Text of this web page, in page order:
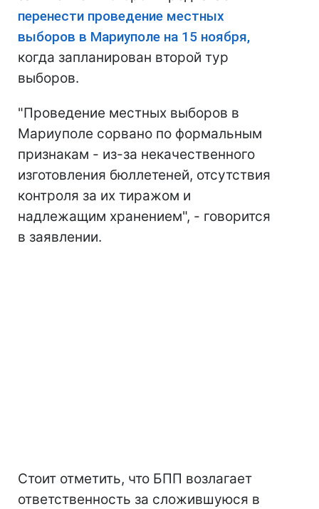
перенести проведение местных
выборов в Мариуполе на 15 ноября,
когда запланирован второй тур
выборов.
"Проведение местных выборов в
Мариуполе сорвано по формальным
признакам - из-за некачественного
изготовления бюллетеней, отсутствия
контроля за их тиражом и
надлежащим хранением", - говорится
в заявлении.
Стоит отметить, что БПП возлагает
ответственность за сложившуюся в